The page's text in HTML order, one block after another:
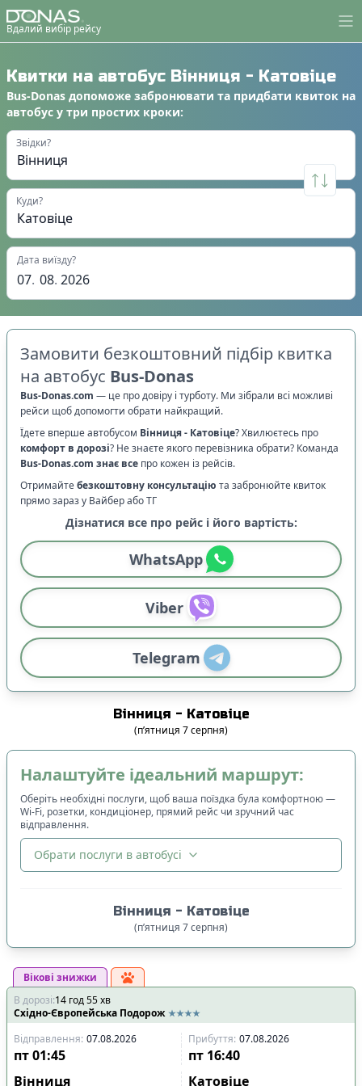
Вдалий вибір рейсу
Квитки на автобус Вінниця - Катовіце
Bus-Donas допоможе забронювати та придбати квиток на
автобус у три простих кроки:
Звідки?
Куди?
Дата виїзду?
07. 08. 2026
Замовити безкоштовний підбір квитка
на автобус Bus-Donas
Bus-Donas.com — це про довіру і турботу. Ми зібрали всі можливі
рейси щоб допомогти обрати найкращий.
Їдете вперше автобусом Вінниця- Катовіце? Хвилюєтесь про
комфорт в дорозі? Не знаєте якого перевізника обрати? Команда
Bus-Donas.com знає все про кожен із рейсів.
Отримайтебезкоштовну консультацію та забронюйте квиток
прямо зараз у Вайбер або ТГ
Дізнатися все про рейс і його вартість:
WhatsApp
Viber
Telegram
Вінниця - Катовіце
(п’ятниця 7серпня)
Налаштуйте ідеальний маршрут:
Оберіть необхідні послуги, щоб ваша поїздка була комфортною —
Wi-Fi, розетки, кондиціонер, прямий рейс чи зручний час
відправлення.
Обрати послуги в автобусі
Спочатку дешевші
Час відправлення
Спочатку ранні
Спочатку вечірні
Час прибуття
Спочатку ранні
Вінниця - Катовіце
(п’ятниця 7серпня)
Вікові знижки
В дорозі:14 год55хв
Східно-Європейська Подорож
Відправлення: 07.08.2026 Прибуття: 07.08.2026
пт01:45 пт 16:40
Вінниця
Катовіце